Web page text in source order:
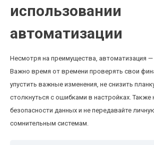
использовании
автоматизации
Несмотря на преимущества, автоматизация —
Важно время от времени проверять свои
упустить важные изменения, не снизить
столкнуться с ошибками в настройках. Также
безопасности данных и не передавайте
сомнительным системам.